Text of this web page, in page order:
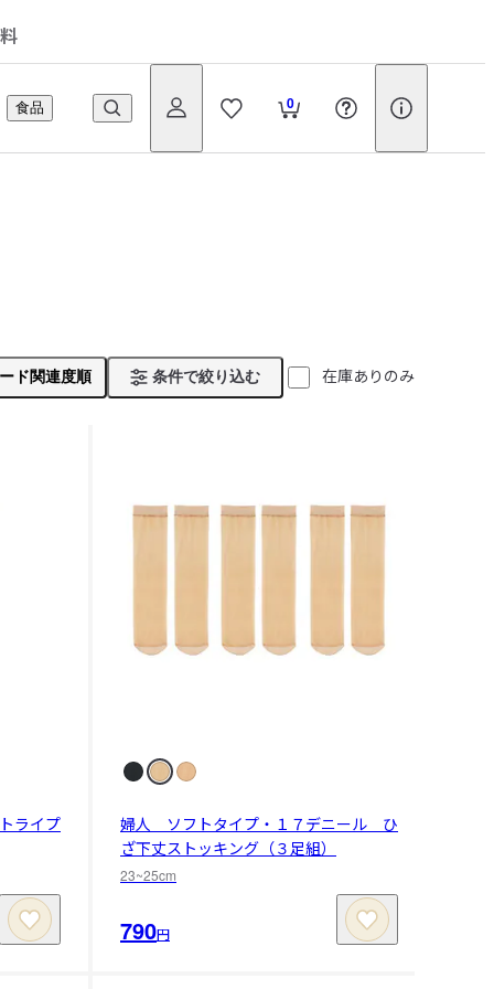
0
食品
ド関連度順 条件で絞り込む 在庫ありのみ
ライプ
婦人 ソフトタイプ・１７デニール ひ
ざ下丈ストッキング（３足組）
23~25cm
790円